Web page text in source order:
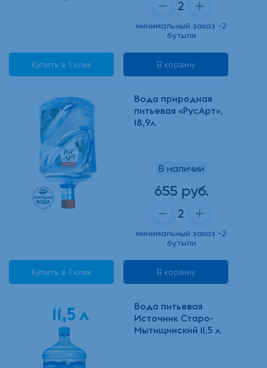
минимальный заказ -2
бутыли
Купить в 1 клик В корзину
Вода природная
питьевая «РусАрт»,
18,9л
В наличии
655 руб.
минимальный заказ -2
бутыли
Купить в 1 клик В корзину
Вода питьевая
Источник Старо-
Мытищинский 11,5 л